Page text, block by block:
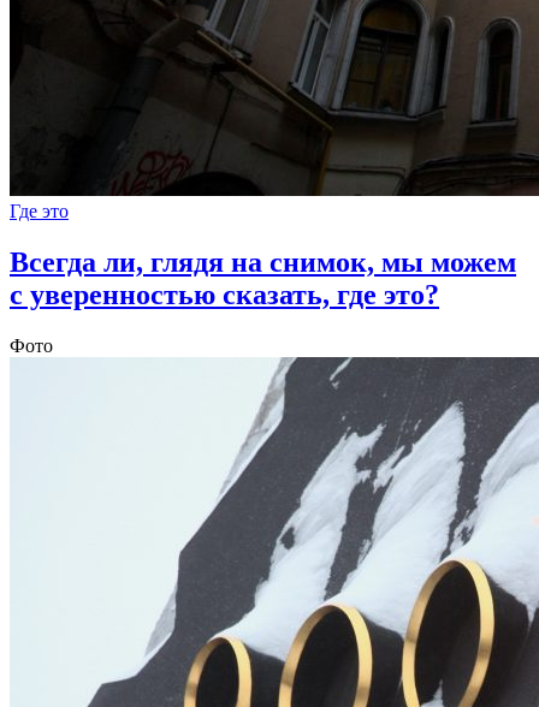
Где это
Всегда ли, глядя на снимок, мы можем
с уверенностью сказать, где это?
Фото